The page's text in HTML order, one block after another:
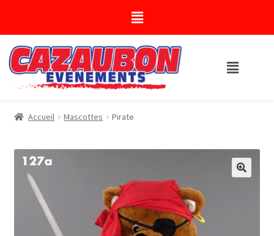
Accueil Mascottes Pirate